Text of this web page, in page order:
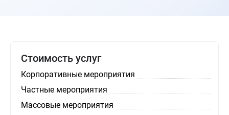
Стоимость услуг
Корпоративные мероприятия
Частные мероприятия
Массовые мероприятия